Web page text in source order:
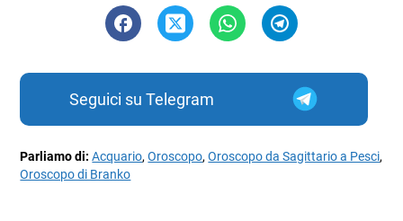
Seguici su Telegram
Parliamo di:Acquario,Oroscopo,Oroscopo da Sagittario a Pesci,
Oroscopo di Branko